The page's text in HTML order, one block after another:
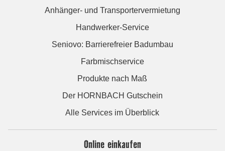
Anhänger- und Transportervermietung
Handwerker-Service
Seniovo: Barrierefreier Badumbau
Farbmischservice
Produkte nach Maß
Der HORNBACH Gutschein
Alle Services im Überblick
Online einkaufen